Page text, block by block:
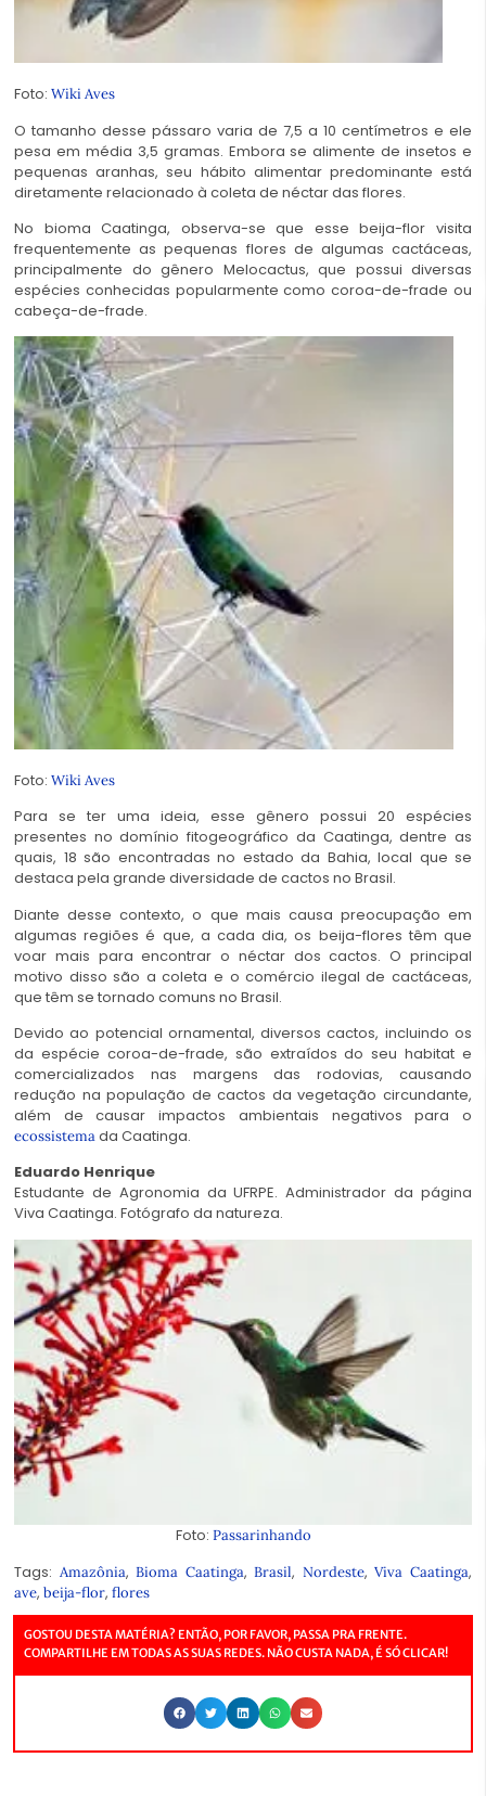
Foto: Wiki Aves
O tamanho desse pássaro varia de 7,5 a 10 centímetros e ele
pesa em média 3,5 gramas. Embora se alimente de insetos e
pequenas aranhas, seu hábito alimentar predominante está
diretamente relacionado à coleta de néctar das flores.
No bioma Caatinga, observa-se que esse beija-flor visita
frequentemente as pequenas flores de algumas cactáceas,
principalmente do gênero Melocactus, que possui diversas
espécies conhecidas popularmente como coroa-de-frade ou
cabeça-de-frade.
Foto: Wiki Aves
Para se ter uma ideia, esse gênero possui 20 espécies
presentes no domínio fitogeográfico da Caatinga, dentre as
quais, 18 são encontradas no estado da Bahia, local que se
destaca pela grande diversidade de cactos no Brasil.
Diante desse contexto, o que mais causa preocupação em
algumas regiões é que, a cada dia, os beija-flores têm que
voar mais para encontrar o néctar dos cactos. O principal
motivo disso são a coleta e o comércio ilegal de cactáceas,
que têm se tornado comuns no Brasil.
Devido ao potencial ornamental, diversos cactos, incluindo os
da espécie coroa-de-frade, são extraídos do seu habitat e
comercializados nas margens das rodovias, causando
redução na população de cactos da vegetação circundante,
além de causar impactos ambientais negativos para o
ecossistemada Caatinga.
Eduardo Henrique
Estudante de Agronomia da UFRPE. Administrador da página
Viva Caatinga. Fotógrafo da natureza.
Foto: Passarinhando
Tags: Amazônia,Bioma Caatinga,Brasil, Nordeste,Viva Caatinga,
ave, beija-flor, flores
GOSTOU DESTA MATÉRIA? ENTÃO, POR FAVOR, PASSA PRA FRENTE.
COMPARTILHE EM TODAS AS SUAS REDES. NÃO CUSTA NADA, É SÓ CLICAR!